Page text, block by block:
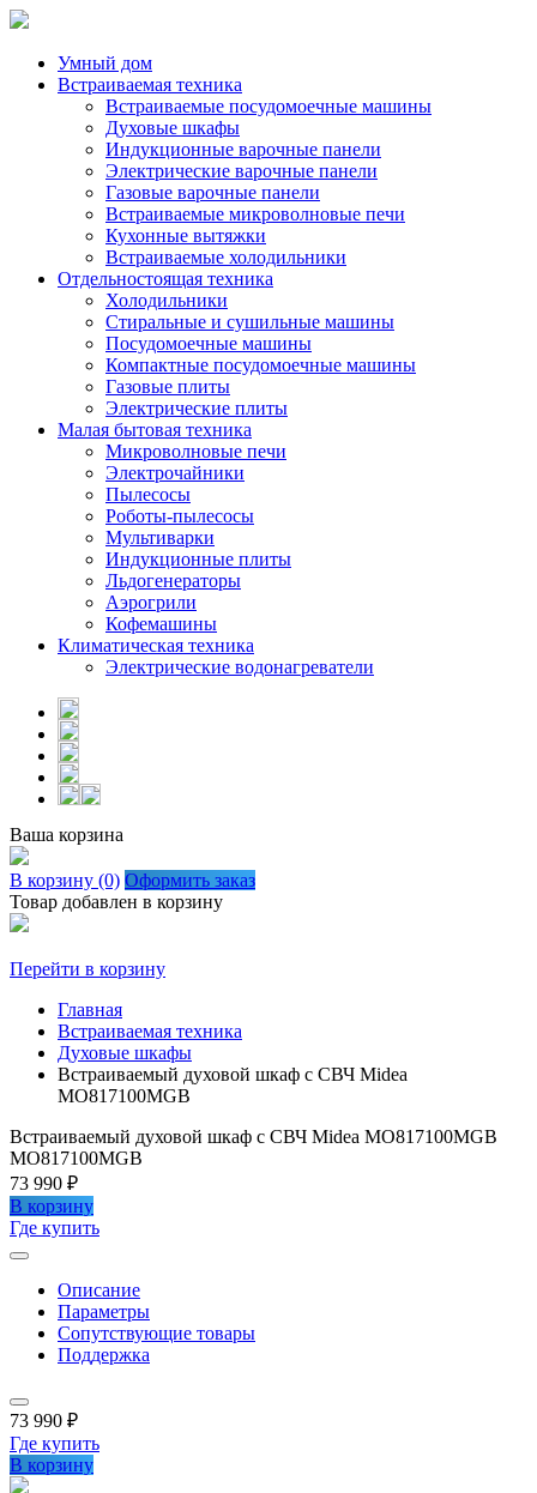
Умный дом
Встраиваемая техника
Встраиваемые посудомоечные машины
Духовые шкафы
Индукционные варочные панели
Электрические варочные панели
Газовые варочные панели
Встраиваемые микроволновые печи
Кухонные вытяжки
Встраиваемые холодильники
Отдельностоящая техника
Холодильники
Стиральные и сушильные машины
Посудомоечные машины
Компактные посудомоечные машины
Газовые плиты
Электрические плиты
Малая бытовая техника
Микроволновые печи
Электрочайники
Пылесосы
Роботы-пылесосы
Мультиварки
Индукционные плиты
Льдогенераторы
Аэрогрили
Кофемашины
Климатическая техника
Электрические водонагреватели
Ваша корзина
В корзину (0) Оформить заказ
Товар добавлен в корзину
Перейти в корзину
Главная
Встраиваемая техника
Духовые шкафы
Встраиваемый духовой шкаф с СВЧ Midea
MO817100MGB
Встраиваемый духовой шкаф с СВЧ Midea MO817100MGB
MO817100MGB
73 990 ₽
В корзину
Где купить
Описание
Параметры
Сопутствующие товары
Поддержка
73 990 ₽
Где купить
В корзину